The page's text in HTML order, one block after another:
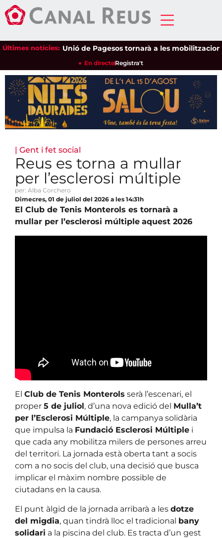
Últimes notícies:Unió de Pagesos tornarà a les mobilitzacions
En directeRegistra't
| Gent i fet social
Reus es torna a mullar
per l’esclerosi múltiple
per: Alba Corchero
Dimecres, 01 de juliol del 2026 a les 14:31h
El Club de Tenis Monterols es tornarà a
mullar per l’esclerosi múltiple aquest 2026
El Club de Tenis Monterols serà l’escenari, el
proper 5 de juliol, d’una nova edició del Mulla’t
per l’Esclerosi Múltiple, la campanya solidària
que impulsa la Fundació Esclerosi Múltiple i
que cada any mobilitza milers de persones arreu
del territori. La jornada està oberta tant a socis
com a no socis del club, una decisió que busca
implicar el màxim nombre possible de
ciutadans en la causa.
El punt àlgid de la jornada arribarà a les dotze
del migdia, quan tindrà lloc el tradicional bany
solidari a la piscina del club. Es tracta d’un gest